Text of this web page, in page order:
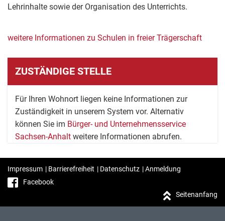
Lehrinhalte sowie der Organisation des Unterrichts.
weitere Informationen zu Schulen in freier Trägerschaft
ZUSTÄNDIGE STELLE
Für Ihren Wohnort liegen keine Informationen zur
Zuständigkeit in unserem System vor. Alternativ
können Sie im Bürger- und Unternehmensservice
Sachsen-Anhalt weitere Informationen abrufen.
Impressum | Barrierefreiheit | Datenschutz |Anmeldung
Facebook
Seitenanfang